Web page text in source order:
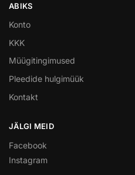
ABIKS
Konto
KKK
Müügitingimused
Pleedide hulgimüük
Kontakt
JÄLGI MEID
Facebook
Instagram